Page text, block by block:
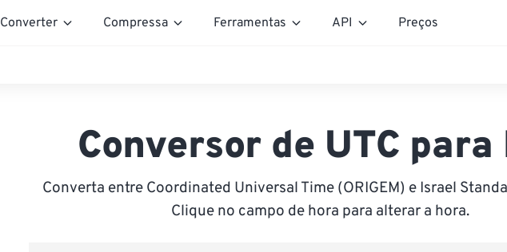
Converter Compressa Ferramentas API Preços
Conversor de UTC para
Converta entre Coordinated Universal Time (ORIGEM) e Israel
Clique no campo de hora para alterar a hora.